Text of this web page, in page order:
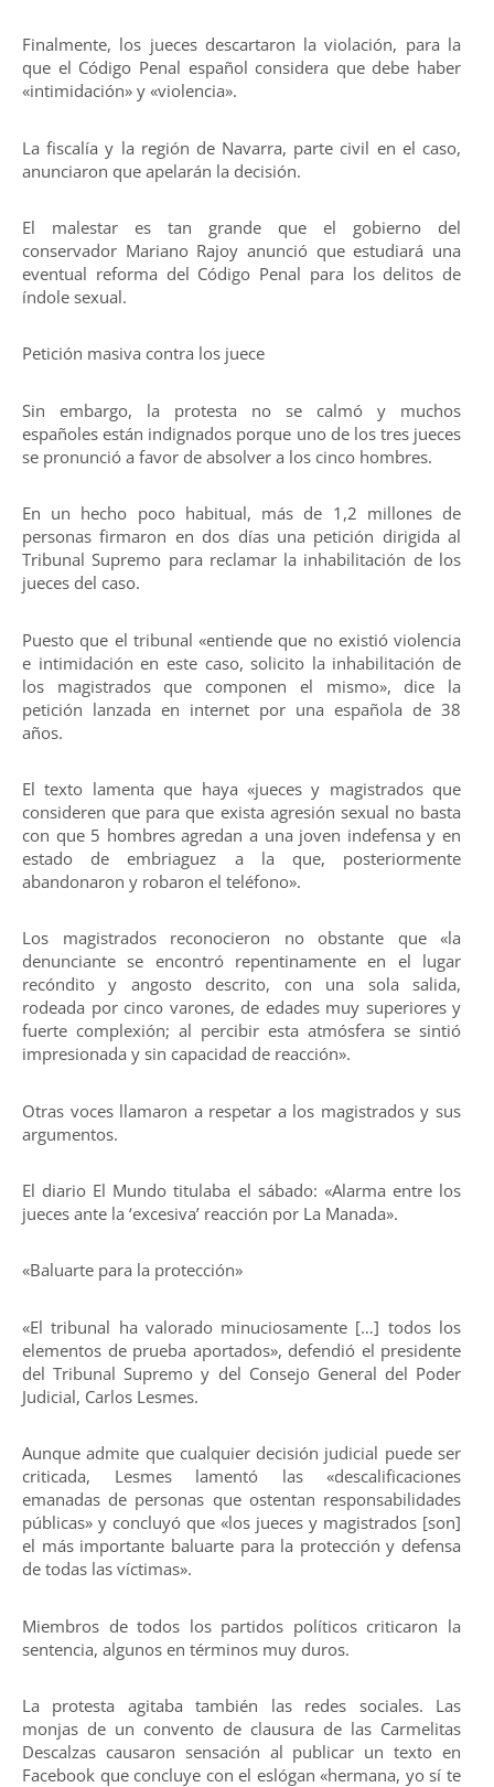
Finalmente, los jueces descartaron la violación, para la
que el Código Penal español considera que debe haber
«intimidación» y «violencia».
La fiscalía y la región de Navarra, parte civil en el caso,
anunciaron que apelarán la decisión.
El malestar es tan grande que el gobierno del
conservador Mariano Rajoy anunció que estudiará una
eventual reforma del Código Penal para los delitos de
índole sexual.
Petición masiva contra los juece
Sin embargo, la protesta no se calmó y muchos
españoles están indignados porque uno de los tres jueces
se pronunció a favor de absolver a los cinco hombres.
En un hecho poco habitual, más de 1,2 millones de
personas firmaron en dos días una petición dirigida al
Tribunal Supremo para reclamar la inhabilitación de los
jueces del caso.
Puesto que el tribunal «entiende que no existió violencia
e intimidación en este caso, solicito la inhabilitación de
los magistrados que componen el mismo», dice la
petición lanzada en internet por una española de 38
años.
El texto lamenta que haya «jueces y magistrados que
consideren que para que exista agresión sexual no basta
con que 5 hombres agredan a una joven indefensa y en
estado de embriaguez a la que, posteriormente
abandonaron y robaron el teléfono».
Los magistrados reconocieron no obstante que «la
denunciante se encontró repentinamente en el lugar
recóndito y angosto descrito, con una sola salida,
rodeada por cinco varones, de edades muy superiores y
fuerte complexión; al percibir esta atmósfera se sintió
impresionada y sin capacidad de reacción».
Otras voces llamaron a respetar a los magistrados y sus
argumentos.
El diario El Mundo titulaba el sábado: «Alarma entre los
jueces ante la ‘excesiva’ reacción por La Manada».
«Baluarte para la protección»
«El tribunal ha valorado minuciosamente […] todos los
elementos de prueba aportados», defendió el presidente
del Tribunal Supremo y del Consejo General del Poder
Judicial, Carlos Lesmes.
Aunque admite que cualquier decisión judicial puede ser
criticada, Lesmes lamentó las «descalificaciones
emanadas de personas que ostentan responsabilidades
públicas» y concluyó que «los jueces y magistrados [son]
el más importante baluarte para la protección y defensa
de todas las víctimas».
Miembros de todos los partidos políticos criticaron la
sentencia, algunos en términos muy duros.
La protesta agitaba también las redes sociales. Las
monjas de un convento de clausura de las Carmelitas
Descalzas causaron sensación al publicar un texto en
Facebook que concluye con el eslógan «hermana, yo sí te